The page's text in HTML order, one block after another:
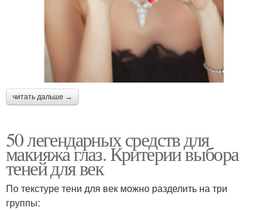
читать дальше →
50 легендарных средств для
макияжа глаз. Критерии выбора
теней для век
По текстуре тени для век можно разделить на три
группы: